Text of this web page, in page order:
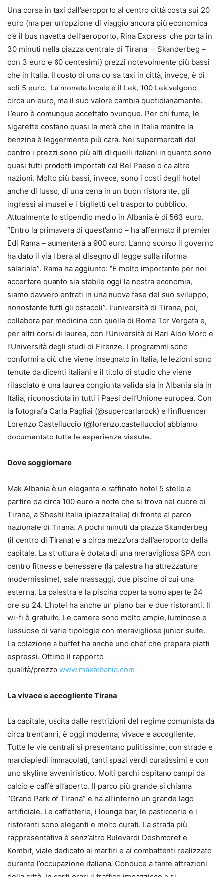
Una corsa in taxi dall’aeroporto al centro città costa sui 20
euro (ma per un’opzione di viaggio ancora più economica
c’è il bus navetta dell’aeroporto, Rina Express, che porta in
30 minuti nella piazza centrale di Tirana – Skanderbeg –
con 3 euro e 60 centesimi) prezzi notevolmente più bassi
che in Italia. Il costo di una corsa taxi in città, invece, è di
soli 5 euro. La moneta locale è il Lek, 100 Lek valgono
circa un euro, ma il suo valore cambia quotidianamente.
L’euro è comunque accettato ovunque. Per chi fuma, le
sigarette costano quasi la metà che in Italia mentre la
benzina è leggermente più cara. Nei supermercati del
centro i prezzi sono più alti di quelli italiani in quanto sono
quasi tutti prodotti importati dal Bel Paese o da altre
nazioni. Molto più bassi, invece, sono i costi degli hotel
anche di lusso, di una cena in un buon ristorante, gli
ingressi ai musei e i biglietti del trasporto pubblico.
Attualmente lo stipendio medio in Albania è di 563 euro.
“Entro la primavera di quest’anno – ha affermato il premier
Edi Rama – aumenterà a 900 euro. L’anno scorso il governo
ha dato il via libera al disegno di legge sulla riforma
salariale”. Rama ha aggiunto: “È molto importante per noi
accertare quanto sia stabile oggi la nostra economia,
siamo davvero entrati in una nuova fase del suo sviluppo,
nonostante tutti gli ostacoli”. L’università di Tirana, poi,
collabora per medicina con quella di Roma Tor Vergata e,
per altri corsi di laurea, con l’Università di Bari Aldo Moro e
l’Università degli studi di Firenze. I programmi sono
conformi a ciò che viene insegnato in Italia, le lezioni sono
tenute da dicenti italiani e il titolo di studio che viene
rilasciato è una laurea congiunta valida sia in Albania sia in
Italia, riconosciuta in tutti i Paesi dell’Unione europea. Con
la fotografa Carla Pagliai (@supercarlarock) e l’influencer
Lorenzo Castelluccio (@lorenzo.castelluccio) abbiamo
documentato tutte le esperienze vissute.
Dove soggiornare
Mak Albania è un elegante e raffinato hotel 5 stelle a
partire da circa 100 euro a notte che si trova nel cuore di
Tirana, a Sheshi Italia (piazza Italia) di fronte al parco
nazionale di Tirana. A pochi minuti da piazza Skanderbeg
(il centro di Tirana) e a circa mezz’ora dall’aeroporto della
capitale. La struttura è dotata di una meravigliosa SPA con
centro fitness e benessere (la palestra ha attrezzature
modernissime), sale massaggi, due piscine di cui una
esterna. La palestra e la piscina coperta sono aperte 24
ore su 24. L’hotel ha anche un piano bar e due ristoranti. Il
wi-fi è gratuito. Le camere sono molto ampie, luminose e
lussuose di varie tipologie con meravigliose junior suite.
La colazione a buffet ha anche uno chef che prepara piatti
espressi. Ottimo il rapporto
qualità/prezzo www.makalbania.com
La vivace e accogliente Tirana
La capitale, uscita dalle restrizioni del regime comunista da
circa trent’anni, è oggi moderna, vivace e accogliente.
Tutte le vie centrali si presentano pulitissime, con strade e
marciapiedi immacolati, tanti spazi verdi curatissimi e con
uno skyline avveniristico. Molti parchi ospitano campi da
calcio e caffè all’aperto. Il parco più grande si chiama
“Grand Park of Tirana” e ha all’interno un grande lago
artificiale. Le caffetterie, i lounge bar, le pasticcerie e i
ristoranti sono eleganti e molto curati. La strada più
rappresentativa è senz’altro Bulevardi Deshmoret e
Kombit, viale dedicato ai martiri e ai combattenti realizzato
durante l’occupazione italiana. Conduce a tante attrazioni